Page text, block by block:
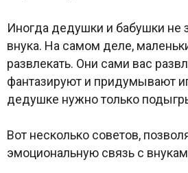
Иногда дедушки и бабушки не
внука. На самом деле,
развлекать. Они сами вас
фантазируют и придумывают
дедушке нужно только
Вот несколько советов,
эмоциональную связь с